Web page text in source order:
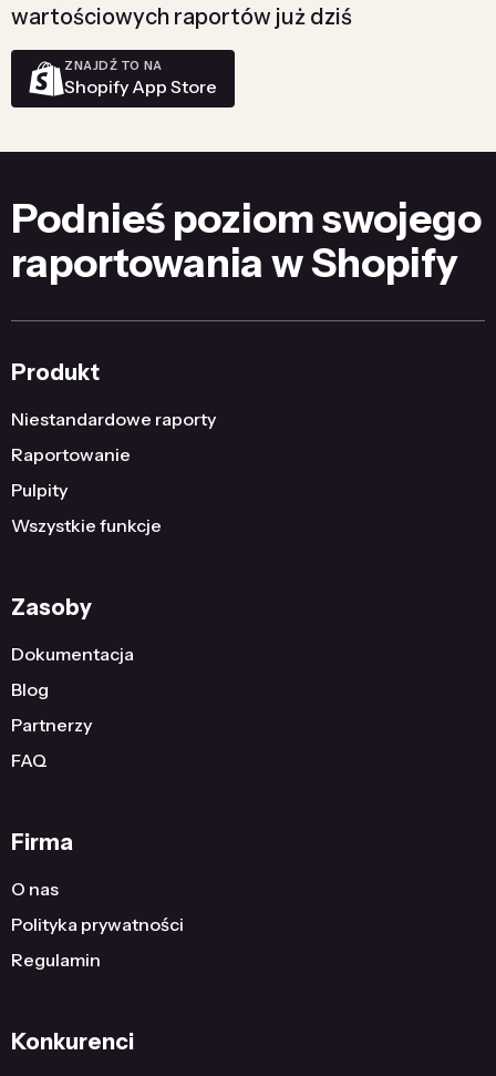
wartościowych raportów już dziś
ZNAJDŹ TO NA
Shopify App Store
Podnieś poziom swojego
raportowania w Shopify
Produkt
Niestandardowe raporty
Raportowanie
Pulpity
Wszystkie funkcje
Zasoby
Dokumentacja
Blog
Partnerzy
FAQ
Firma
O nas
Polityka prywatności
Regulamin
Konkurenci